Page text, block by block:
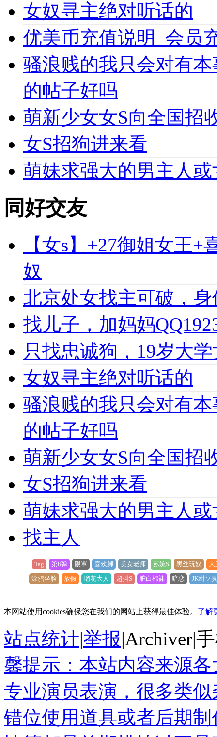
女奴寻主绝对听话的
优美币充值说明_会员
骚浪贱的我只会对有
的帖子好吗
萌新少女女S向全国招
女S招狗进来看
萌妹求强大的男主人
同好交友
【女s】+27御姐女王
奴
北京处女找主可破，
找儿子，加妈妈
只找忠诚狗，19岁大
女奴寻主绝对听话的
骚浪贱的我只会对有
的帖子好吗
萌新少女女S向全国招
女S招狗进来看
萌妹求强大的男主人
找主人
Tag 第8弹 眼罩 喜欢脚 美女老师 苏婉S 黑丝玩奴
大
涂鸦坐脸
放假 瑠花大人 超抖S 脏白棉袜 暗恋 JK紺ソ臭
本网站使用cookies确保您在我们的网站上获得最佳体验。 了解
站点统计|举报|Archiver|
馨提示：本站内容来源
专业演员表演，很多类
错位使用道具或者后期